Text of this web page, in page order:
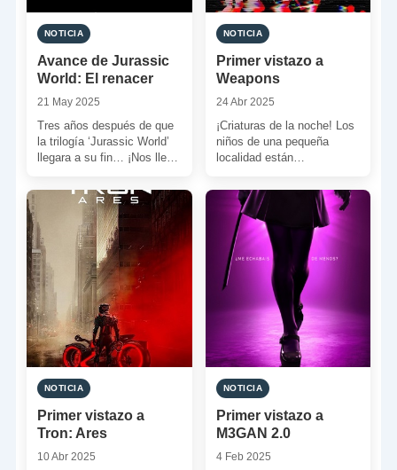
NOTICIA
Avance de Jurassic
World: El renacer
21 May 2025
Tres años después de que
la trilogía ‘Jurassic World’
llegara a su fin… ¡Nos llega
[…]
NOTICIA
Primer vistazo a
Weapons
24 Abr 2025
¡Criaturas de la noche! Los
niños de una pequeña
localidad están
de algo o alguien…
Estamos en […]
NOTICIA
Primer vistazo a
Tron: Ares
10 Abr 2025
NOTICIA
Primer vistazo a
M3GAN 2.0
4 Feb 2025